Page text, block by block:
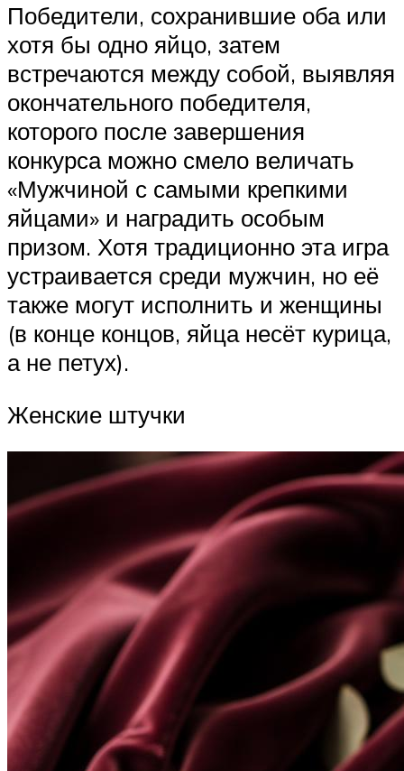
Победители, сохранившие оба или
хотя бы одно яйцо, затем
встречаются между собой, выявляя
окончательного победителя,
которого после завершения
конкурса можно смело величать
«Мужчиной с самыми крепкими
яйцами» и наградить особым
призом. Хотя традиционно эта игра
устраивается среди мужчин, но её
также могут исполнить и женщины
(в конце концов, яйца несёт курица,
а не петух).
Женские штучки